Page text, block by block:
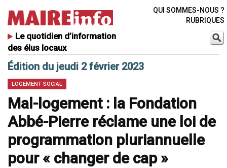
Le quotidien d’information
des élus locaux
QUI SOMMES-NOUS ?
RUBRIQUES
Édition du jeudi 2 février 2023
LOGEMENT SOCIAL
Mal-logement : la Fondation
Abbé-Pierre réclame une loi de
programmation pluriannuelle
pour « changer de cap »